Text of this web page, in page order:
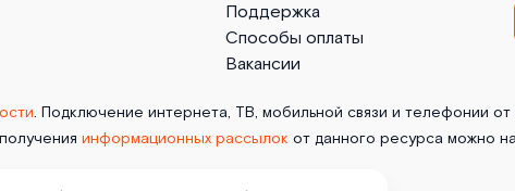
Поддержка
Способы оплаты
Вакансии
. Подключение интернета, ТВ, мобильной связи и телефонии
информационных рассылок от данного ресурса можно на